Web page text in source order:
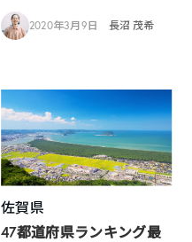
2020年3月9日 長沼 茂希
佐賀県
47都道府県ランキング最